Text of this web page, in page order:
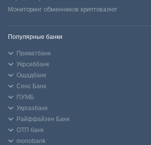
Мониторинг обменников криптовалют
Популярные банки
Приватбанк
Укрсиббанк
Ощадбанк
Сенс Банк
ПУМБ
Укргазбанк
Райффайзен Банк
ОТП банк
monobank